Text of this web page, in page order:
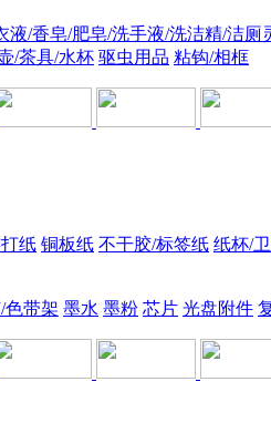
液/香皂/肥皂/洗手液/洗洁精/洁厕
/茶具/水杯 驱虫用品 粘钩/相框
纸 铜板纸 不干胶/标签纸 纸杯/
色带架 墨水 墨粉 芯片 光盘附件